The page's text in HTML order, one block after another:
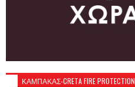
ΚΑΜΠΑΚΑΣ-CRETA FIRE PROTECTION